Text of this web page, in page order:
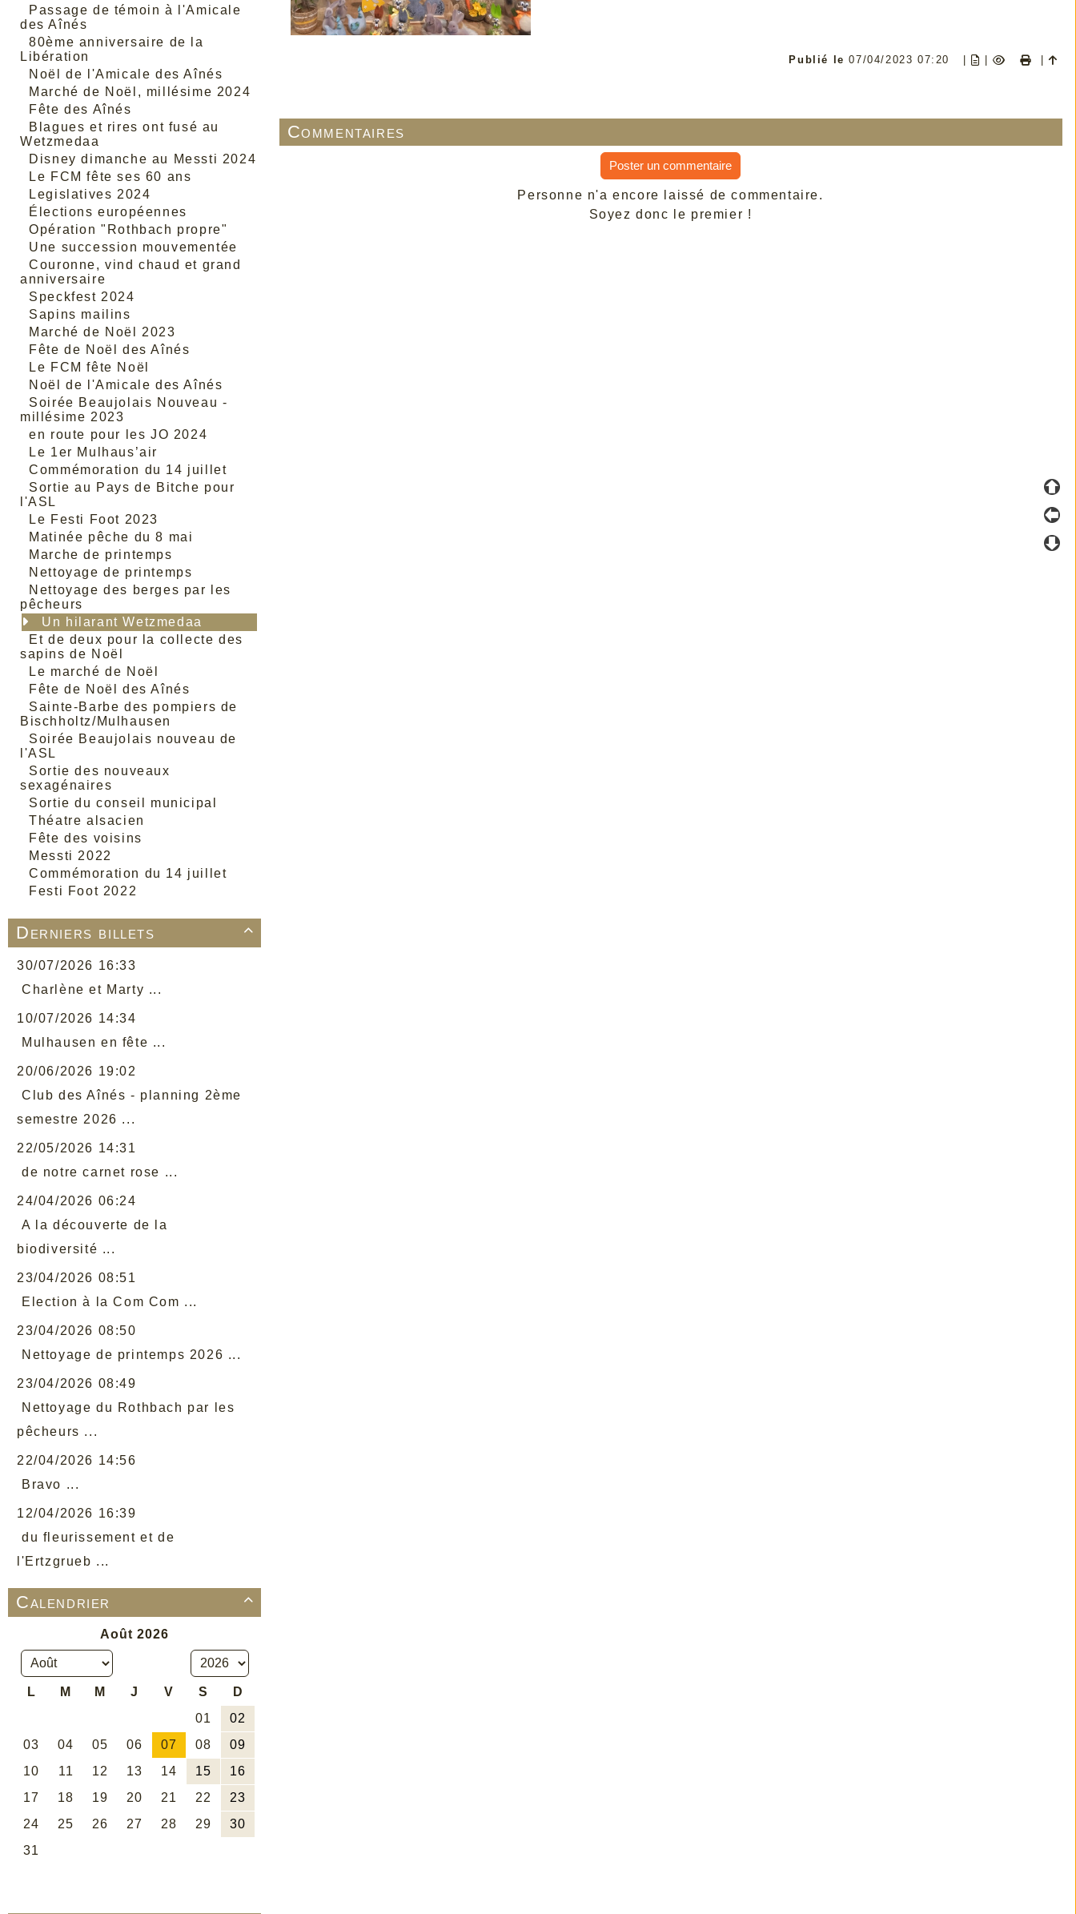
Passage de témoin à l'Amicale
des Aînés
80ème anniversaire de la
Libération
Noël de l'Amicale des Aînés
Marché de Noël, millésime 2024
Fête des Aînés
Blagues et rires ont fusé au
Wetzmedaa
Disney dimanche au Messti 2024
Le FCM fête ses 60 ans
Legislatives 2024
Élections européennes
Opération "Rothbach propre"
Une succession mouvementée
Couronne, vind chaud et grand
anniversaire
Speckfest 2024
Sapins mailins
Marché de Noël 2023
Fête de Noël des Aînés
Le FCM fête Noël
Noël de l'Amicale des Aînés
Soirée Beaujolais Nouveau -
millésime 2023
en route pour les JO 2024
Le 1er Mulhaus’air
Commémoration du 14 juillet
Sortie au Pays de Bitche pour
l'ASL
Le Festi Foot 2023
Matinée pêche du 8 mai
Marche de printemps
Nettoyage de printemps
Nettoyage des berges par les
pêcheurs
Un hilarant Wetzmedaa
Et de deux pour la collecte des
sapins de Noël
Le marché de Noël
Fête de Noël des Aînés
Sainte-Barbe des pompiers de
Bischholtz/Mulhausen
Soirée Beaujolais nouveau de
l'ASL
Sortie des nouveaux
sexagénaires
Sortie du conseil municipal
Théatre alsacien
Fête des voisins
Messti 2022
Commémoration du 14 juillet
Festi Foot 2022

Derniers billets
30/07/2026 16:33
Charlène et Marty ...
10/07/2026 14:34
Mulhausen en fête ...
20/06/2026 19:02
Club des Aînés - planning 2ème
semestre 2026 ...
22/05/2026 14:31
de notre carnet rose ...
24/04/2026 06:24
A la découverte de la
biodiversité ...
23/04/2026 08:51
Election à la Com Com ...
23/04/2026 08:50
Nettoyage de printemps 2026 ...
23/04/2026 08:49
Nettoyage du Rothbach par les
pêcheurs ...
22/04/2026 14:56
Bravo ...
12/04/2026 16:39
du fleurissement et de
l'Ertzgrueb ...

Calendrier
Publié le07/04/2023 07:20 |
Commentaires
Poster un commentaire
Personne n'a encore laissé de commentaire.
Soyez donc le premier !